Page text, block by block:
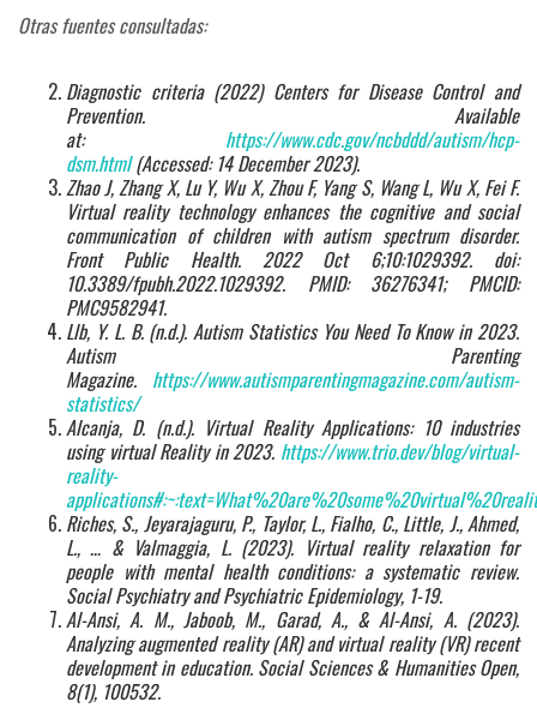
Otras fuentes consultadas:
Diagnostic criteria (2022) Centers for Disease Control and
Prevention. Available
at: https://www.cdc.gov/ncbddd/autism/hcp-
dsm.html(Accessed: 14 December 2023).
Zhao J, Zhang X, Lu Y, Wu X, Zhou F, Yang S, Wang L, Wu X, Fei F.
Virtual reality technology enhances the cognitive and social
communication of children with autism spectrum disorder.
Front Public Health. 2022 Oct 6;10:1029392. doi:
10.3389/fpubh.2022.1029392. PMID: 36276341; PMCID:
PMC9582941.
Llb, Y. L. B. (n.d.). Autism Statistics You Need To Know in 2023.
Autism Parenting
Magazine. https://www.autismparentingmagazine.com/autism-
statistics/
Alcanja, D. (n.d.). Virtual Reality Applications: 10 industries
using virtual Reality in 2023. https://www.trio.dev/blog/virtual-
reality-
Riches, S., Jeyarajaguru, P., Taylor, L., Fialho, C., Little, J., Ahmed,
L., … & Valmaggia, L. (2023). Virtual reality relaxation for
people with mental health conditions: a systematic review.
Social Psychiatry and Psychiatric Epidemiology, 1-19.
Al-Ansi, A. M., Jaboob, M., Garad, A., & Al-Ansi, A. (2023).
Analyzing augmented reality (AR) and virtual reality (VR) recent
development in education. Social Sciences & Humanities Open,
8(1), 100532.